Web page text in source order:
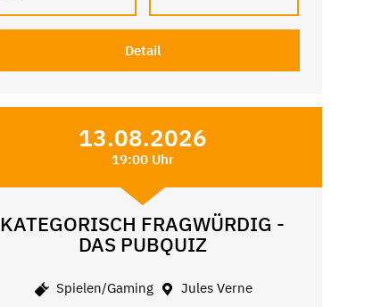
Detail
13.08.2026
19:00 Uhr
KATEGORISCH FRAGWÜRDIG -
DAS PUBQUIZ
Spielen/Gaming Jules Verne